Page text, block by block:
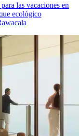
las vacaciones en
ecológico